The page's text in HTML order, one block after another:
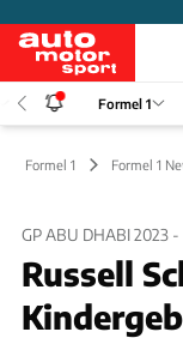
Formel 1
Formel 1 Formel 1
GP ABU DHABI 2023 -
Russell